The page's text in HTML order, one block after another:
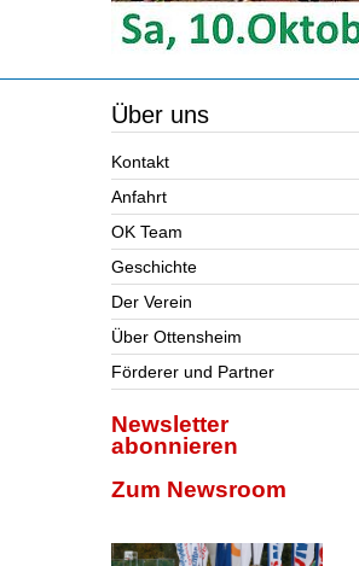
Über uns
Kontakt
Anfahrt
OK Team
Geschichte
Der Verein
Über Ottensheim
Förderer und Partner
Newsletter
abonnieren
Zum Newsroom